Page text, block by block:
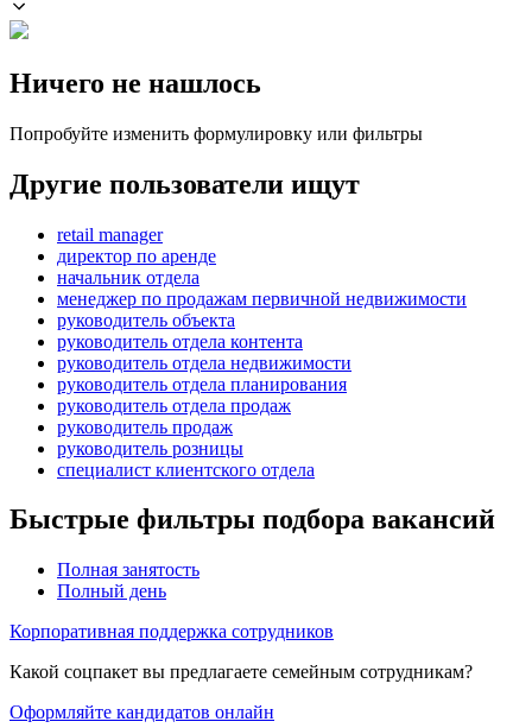
Ничего не нашлось
Попробуйте изменить формулировку или фильтры
Другие пользователи ищут
retail manager
директор по аренде
начальник отдела
менеджер по продажам первичной недвижимости
руководитель объекта
руководитель отдела контента
руководитель отдела недвижимости
руководитель отдела планирования
руководитель отдела продаж
руководитель продаж
руководитель розницы
специалист клиентского отдела
Быстрые фильтры подбора вакансий
Полная занятость
Полный день
Корпоративная поддержка сотрудников
Какой соцпакет вы предлагаете семейным сотрудникам?
Оформляйте кандидатов онлайн